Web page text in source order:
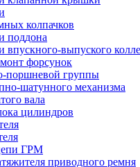
колпачков
поддона
впускного-выпуского
форсунок
поршневой группы
шатунного механизма
вала
цилиндров
ГРМ
приводного ремня